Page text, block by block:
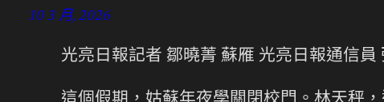
10 3 月, 2026
光亮日報記者 鄒曉菁 蘇雁 光亮日報通信員